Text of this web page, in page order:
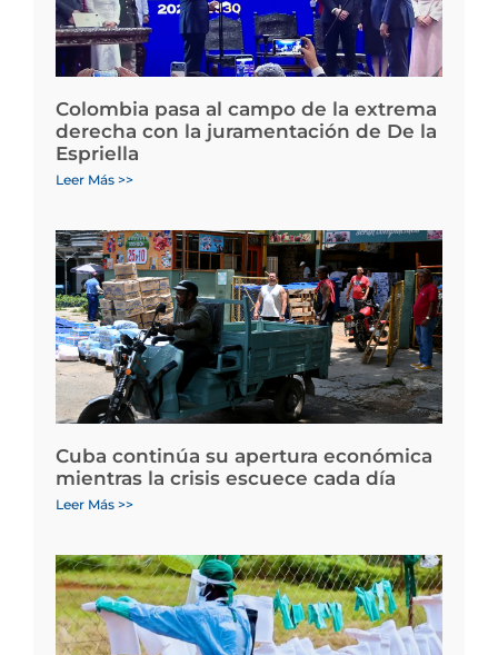
Colombia pasa al campo de la extrema
derecha con la juramentación de De la
Espriella
Leer Más >>
Cuba continúa su apertura económica
mientras la crisis escuece cada día
Leer Más >>